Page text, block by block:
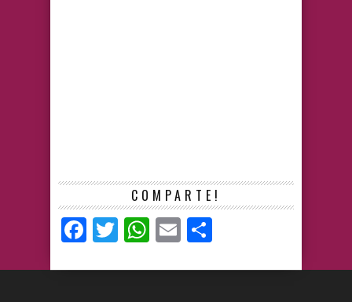
COMPARTE!
Facebook
TwitterWhatsApp
Email